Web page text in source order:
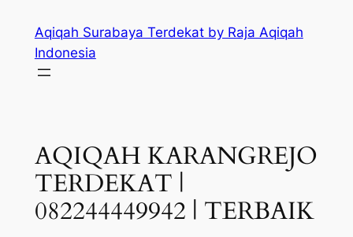
content
Aqiqah Surabaya Terdekat by Raja Aqiqah
Indonesia
AQIQAH KARANGREJO
TERDEKAT |
082244449942 | TERBAIK